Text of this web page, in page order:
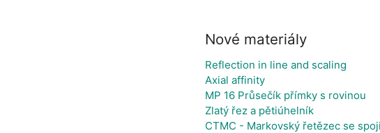
Nové materiály
Reflection in line and scaling
Axial affinity
MP 16 Průsečík přímky s rovinou
Zlatý řez a pětiúhelník
CTMC - Markovský řetězec se